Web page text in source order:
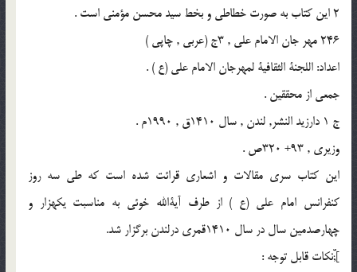
2 اين كتاب به صورت خطاطى و بخط سيد محسن مؤمنى است .
246 مهر جان الامام على , 3ج (عربى , چاپى )
اعداد: اللجنة الثقافية لمهرجان الامام على (ع ) .
جمعى از محققين .
ج 1 دارزيد النشر, لندن , سال 1410ق , 1990م .
وزيرى , 93+ 320ص .
اين كتاب سرى مقالات و اشعارى قرائت شده است كه طى سه روز
كنفرانس امام على (ع ) از طرف آيةالله خوئى به مناسبت يكهزار و
چهارصدمين سال در سال 1410قمرى درلندن برگزار شد.
];ّّنكات قابل توجه :